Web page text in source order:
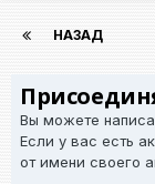
НАЗАД
Вы можете
Если у вас есть
от имени своего